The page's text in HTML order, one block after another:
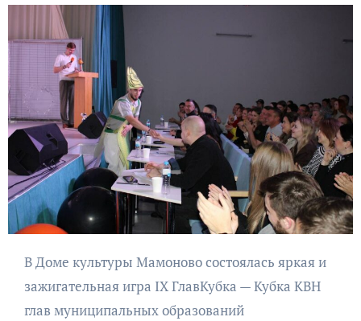
В Доме культуры Мамоново состоялась яркая и
зажигательная игра IX ГлавКубка — Кубка КВН
глав муниципальных образований